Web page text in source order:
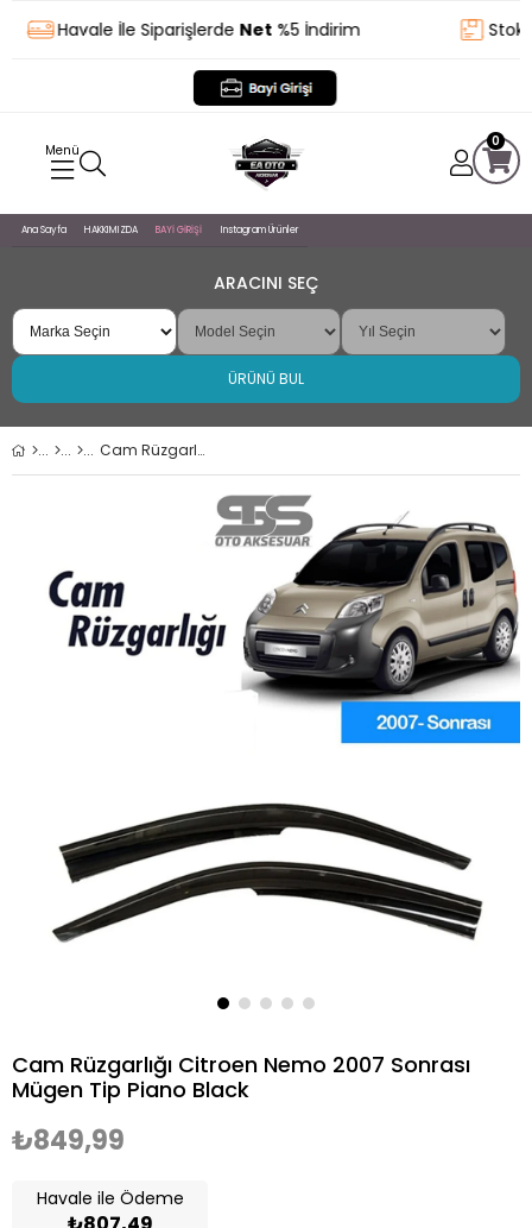
Havale İle SiparişlerdeNet%5 İndirim Stoktan
0
Ana Sayfa HAKKIMIZDA BAYİ GİRİŞİ Instagram Ürünler
ARACINI SEÇ
ÜRÜNÜ BUL
Cam Rüzgarlığı Citroen Nemo 2007 Sonrası Mügen Tip Piano Black
Cam Rüzgarlığı Citroen Nemo 2007 Sonrası
Mügen Tip Piano Black
₺849,99
Havale ile Ödeme